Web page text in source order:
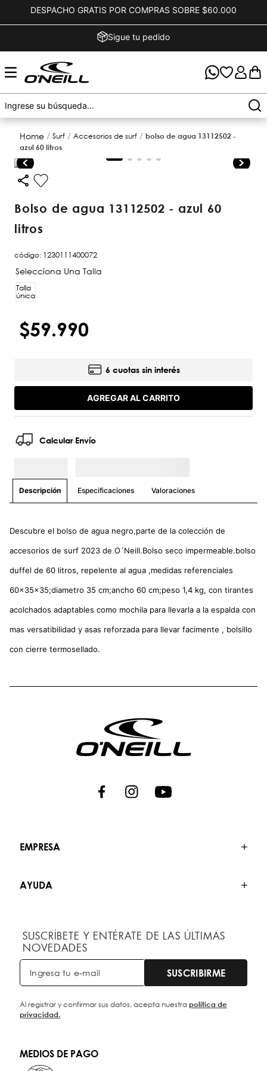
DESPACHO GRATIS POR COMPRAS SOBRE $60.000
Sigue tu pedido
surf accesorios de surf
bolso de agua 13112502 -
azul 60 litros
bolso de agua 13112502 - azul 60
litros
código: 1230111400072
Talla
única
$59.990
6 cuotas sin interés
AGREGAR AL CARRITO
Calcular Envío
Descripción Especificaciones Valoraciones
Descubre el bolso de agua negro,parte de la colección de
accesorios de surf 2023 de O´Neill.Bolso seco impermeable.bolso
duffel de 60 litros, repelente al agua ,medidas referenciales
60x35x35;diametro 35 cm;ancho 60 cm;peso 1,4 kg, con tirantes
acolchados adaptables como mochila para llevarla a la espalda con
mas versatibilidad y asas reforzada para llevar facimente , bolsillo
con cierre termosellado.
EMPRESA
AYUDA
SUSCRÍBETE Y ENTÉRATE DE LAS ÚLTIMAS
NOVEDADES
SUSCRIBIRME
Al registrar y confirmar sus datos, acepta nuestrapolítica de
privacidad.
MEDIOS DE PAGO